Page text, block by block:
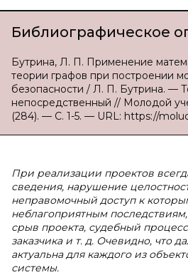
Библиографическое
Бутрина, Л. П. Применение
теории графов при построении
безопасности / Л. П. Бутрина. —
непосредственный // Молодой
(284). — С. 1-5. — URL: https://
При реализации проектов
сведения, нарушение
неправомочный доступ к
неблагоприятным
срыв проекта, судебный
заказчика и т. д. Очевидно, что
актуальна для каждого из
системы.